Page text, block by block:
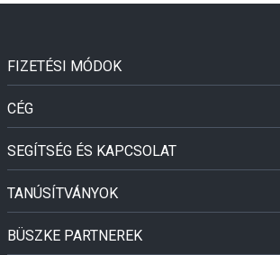
FIZETÉSI MÓDOK
CÉG
SEGÍTSÉG ÉS KAPCSOLAT
TANÚSÍTVÁNYOK
BÜSZKE PARTNEREK